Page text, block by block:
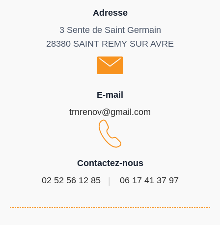
Adresse
3 Sente de Saint Germain
28380 SAINT REMY SUR AVRE
E-mail
trnrenov@gmail.com
Contactez-nous
02 52 56 12 85
06 17 41 37 97